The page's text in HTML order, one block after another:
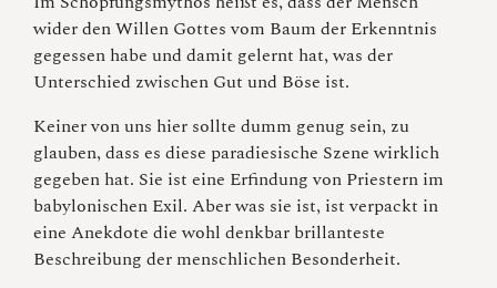
wider den Willen Gottes vom Baum der Erkenntnis
gegessen habe und damit gelernt hat, was der
Unterschied zwischen Gut und Böse ist.
Keiner von uns hier sollte dumm genug sein, zu
glauben, dass es diese paradiesische Szene wirklich
gegeben hat. Sie ist eine Erfindung von Priestern im
babylonischen Exil. Aber was sie ist, ist verpackt in
eine Anekdote die wohl denkbar brillanteste
Beschreibung der menschlichen Besonderheit.